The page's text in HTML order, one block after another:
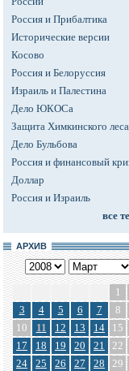
Россия и Прибалтика
Исторические версии
Косово
Россия и Белоруссия
Израиль и Палестина
Дело ЮКОСа
Защита Химкинского леса
Дело Бульбова
Россия и финансовый
Доллар
Россия и Израиль
все
АРХИВ
1
3
4 5 6 7 8
10
11 12 13 14 15
17
18 19 20 21 22
24
25 26 27 28 29